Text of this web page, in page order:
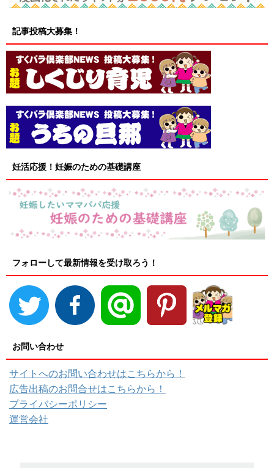
記事投稿大募集！
妊活応援！妊娠のための基礎講座
フォローして最新情報を受け取ろう！
お問い合わせ
サイトへのお問い合わせはこちらから！
広告出稿のお問合せはこちらから！
プライバシーポリシー
運営会社